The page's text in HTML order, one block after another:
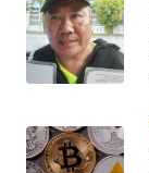
OPINI
Informasi
INDEKS
BERITA